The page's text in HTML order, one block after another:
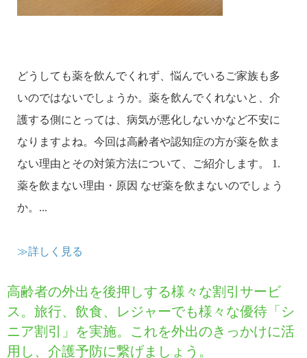
どうしても薬を飲んでくれず、悩んでいるご家族も多
いのではないでしょうか。薬を飲んでくれないと、介
護する側にとっては、病気が悪化しないかなど不安に
なりますよね。今回は高齢者や認知症の方が薬を飲ま
ない理由とその対策方法について、ご紹介します。 1.
薬を飲まない理由・原因 なぜ薬を飲まないのでしょう
か。...
≫詳しく見る
高齢者の外出を後押しする様々な割引サービ
ス。旅行、飲食、レジャーでも様々な優待「シ
ニア割引」を実施。これを外出のきっかけに活
用し、介護予防に繋げましょう。